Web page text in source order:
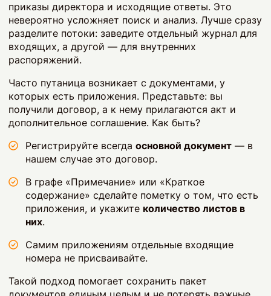
приказы директора и исходящие ответы. Это
невероятно усложняет поиск и анализ. Лучше сразу
разделите потоки: заведите отдельный журнал для
входящих, а другой — для внутренних
распоряжений.
Часто путаница возникает с документами, у
которых есть приложения. Представьте: вы
получили договор, а к нему прилагаются акт и
дополнительное соглашение. Как быть?
Регистрируйте всегда основной документ — в
нашем случае это договор.
В графе «Примечание» или «Краткое
содержание» сделайте пометку о том, что есть
приложения, и укажите количество листов в
них.
Самим приложениям отдельные входящие
номера не присваивайте.
Такой подход помогает сохранить пакет